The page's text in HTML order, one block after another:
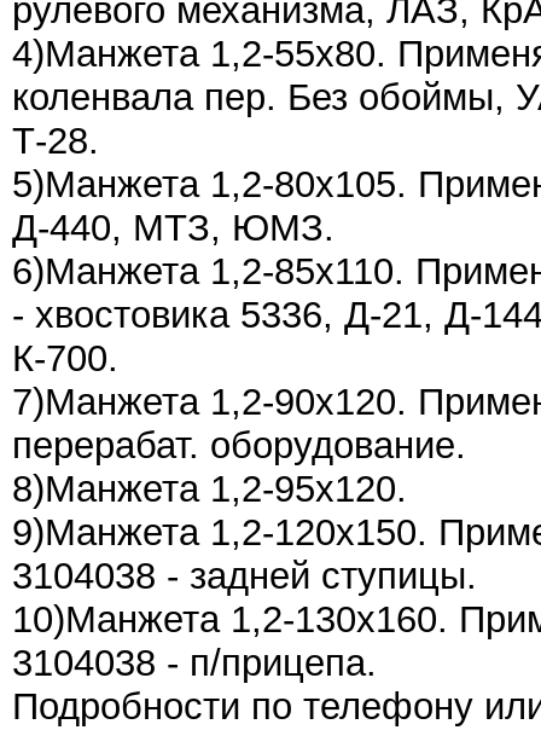
рулевого механизма, ЛАЗ,
4)Манжета 1,2-55х80.
коленвала пер. Без
Т-28.
5)Манжета 1,2-80х105.
Д-440, МТЗ, ЮМЗ.
6)Манжета 1,2-85х110.
- хвостовика 5336, Д-21, Д-
К-700.
7)Манжета 1,2-90х120.
перерабат. оборудование.
8)Манжета 1,2-95х120.
9)Манжета 1,2-120х150.
3104038 - задней ступицы.
10)Манжета 1,2-130х160.
3104038 - п/прицепа.
Подробности по телефону